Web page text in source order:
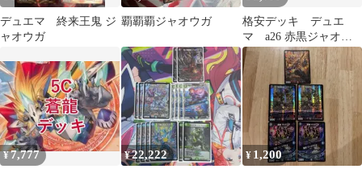
デュエマ 終来王鬼 ジ
ャオウガ
覇覇覇ジャオウガ
格安デッキ デュエ
マ a26 赤黒ジャオウ
ガ
¥7,777 ¥22,222 ¥ 1,200